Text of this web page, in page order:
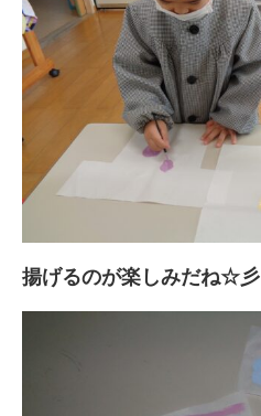
揚げるのが楽しみだね☆彡